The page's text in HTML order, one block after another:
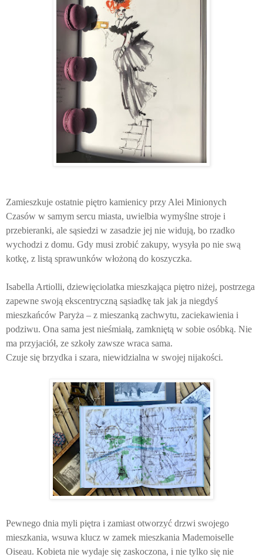
Zamieszkuje ostatnie piętro kamienicy przy Alei Minionych
Czasów w samym sercu miasta, uwielbia wymyślne stroje i
przebieranki, ale sąsiedzi w zasadzie jej nie widują, bo rzadko
wychodzi z domu. Gdy musi zrobić zakupy, wysyła po nie swą
kotkę, z listą sprawunków włożoną do koszyczka.
Isabella Artiolli, dziewięciolatka mieszkająca piętro niżej, postrzega
zapewne swoją ekscentryczną sąsiadkę tak jak ja niegdyś
mieszkańców Paryża – z mieszanką zachwytu, zaciekawienia i
podziwu. Ona sama jest nieśmiałą, zamkniętą w sobie osóbką. Nie
ma przyjaciół, ze szkoły zawsze wraca sama.
Czuje się brzydka i szara, niewidzialna w swojej nijakości.
Pewnego dnia myli piętra i zamiast otworzyć drzwi swojego
mieszkania, wsuwa klucz w zamek mieszkania Mademoiselle
Oiseau. Kobieta nie wydaje się zaskoczona, i nie tylko się nie